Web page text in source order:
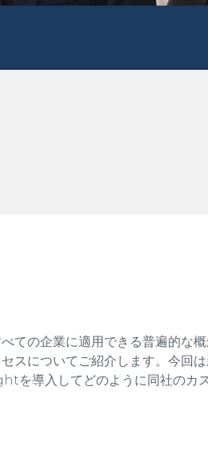
ての企業に適用できる普遍的な概
スについてご紹介します。今回
を導入してどのように同社のカ